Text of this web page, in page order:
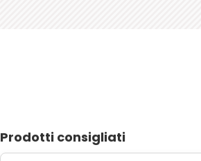
Prodotti consigliati